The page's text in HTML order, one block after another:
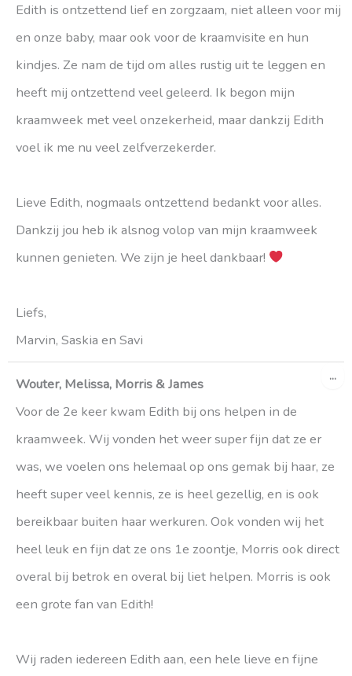
Edith is ontzettend lief en zorgzaam, niet alleen voor mij
en onze baby, maar ook voor de kraamvisite en hun
kindjes. Ze nam de tijd om alles rustig uit te leggen en
heeft mij ontzettend veel geleerd. Ik begon mijn
kraamweek met veel onzekerheid, maar dankzij Edith
voel ik me nu veel zelfverzekerder.
Lieve Edith, nogmaals ontzettend bedankt voor alles.
Dankzij jou heb ik alsnog volop van mijn kraamweek
kunnen genieten. We zijn je heel dankbaar!
Liefs,
Marvin, Saskia en Savi
Wouter, Melissa, Morris & James
Voor de 2e keer kwam Edith bij ons helpen in de
kraamweek. Wij vonden het weer super fijn dat ze er
was, we voelen ons helemaal op ons gemak bij haar, ze
heeft super veel kennis, ze is heel gezellig, en is ook
bereikbaar buiten haar werkuren. Ook vonden wij het
heel leuk en fijn dat ze ons 1e zoontje, Morris ook direct
overal bij betrok en overal bij liet helpen. Morris is ook
een grote fan van Edith!
Wij raden iedereen Edith aan, een hele lieve en fijne
...